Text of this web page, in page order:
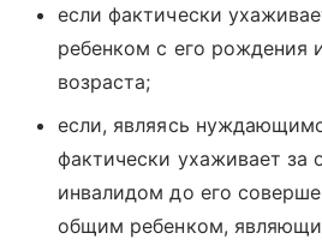
если фактически
ребенком с его рождения
возраста;
если, являясь
фактически ухаживает
инвалидом до его
общим ребенком,